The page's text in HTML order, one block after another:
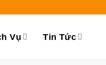
Vụ Tin Tức